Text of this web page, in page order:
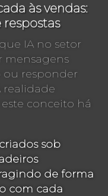
às vendas:
IA no setor
mensagens
ou responder
realidade
conceito há
sob
de forma
com cada